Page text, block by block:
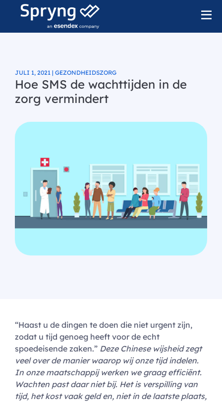
JULI 1, 2021 | GEZONDHEIDSZORG
Hoe SMS de wachttijden in de
zorg vermindert
“Haast u de dingen te doen die niet urgent zijn,
zodat u tijd genoeg heeft voor de echt
spoedeisende zaken.” Deze Chinese wijsheid zegt
veel over de manier waarop wij onze tijd indelen.
In onze maatschappij werken we graag efficiënt.
Wachten past daar niet bij. Het is verspilling van
tijd, het kost vaak geld en, niet in de laatste plaats,